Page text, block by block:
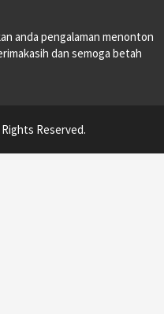
anda pengalaman menonton
dan semoga betah
Rights Reserved.